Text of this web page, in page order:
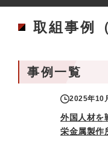
取組事例
事例一覧
2025年10
外国人材を
栄金属製作